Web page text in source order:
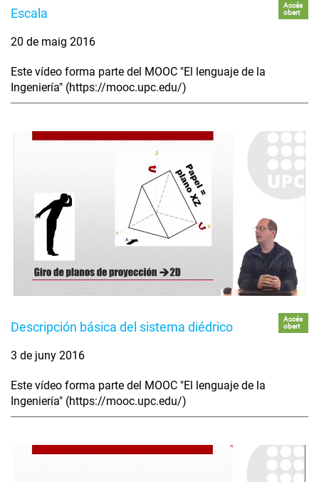
Escala
Accés
obert
20 de maig 2016
Este vídeo forma parte del MOOC "El lenguaje de la
Ingeniería" (https://mooc.upc.edu/)
Descripción básica del sistema diédrico
Accés
obert
3 de juny 2016
Este vídeo forma parte del MOOC "El lenguaje de la
Ingeniería" (https://mooc.upc.edu/)